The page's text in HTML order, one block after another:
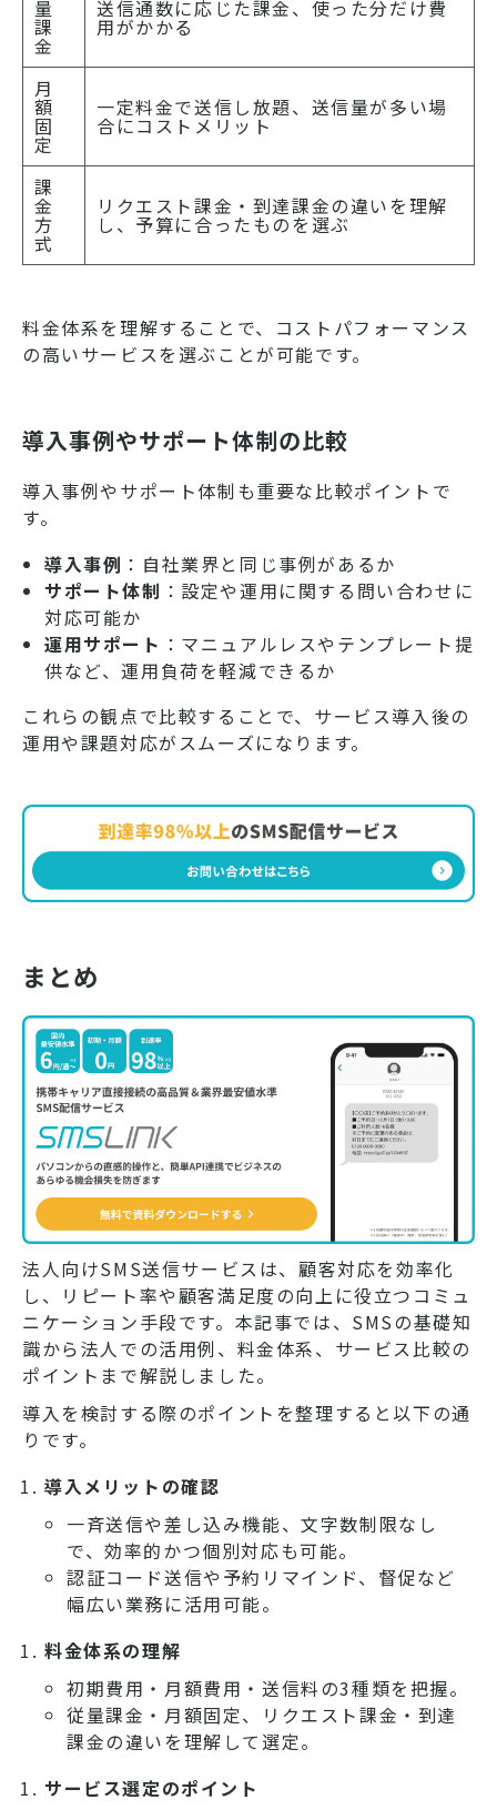
量
課
金
送信通数に応じた課金、使った分だけ費
用がかかる
月
額
固
定
一定料金で送信し放題、送信量が多い場
合にコストメリット
課
金
方
式
リクエスト課金・到達課金の違いを理解
し、予算に合ったものを選ぶ
料金体系を理解することで、コストパフォーマンス
の高いサービスを選ぶことが可能です。
導入事例やサポート体制の比較
導入事例やサポート体制も重要な比較ポイントで
す。
導入事例 ：自社業界と同じ事例があるか
サポート体制 ：設定や運用に関する問い合わせに
対応可能か
運用サポート ：マニュアルレスやテンプレート提
供など、運用負荷を軽減できるか
これらの観点で比較することで、サービス導入後の
運用や課題対応がスムーズになります。
まとめ
法人向けSMS送信サービスは、顧客対応を効率化
し、リピート率や顧客満足度の向上に役立つコミュ
ニケーション手段です。本記事では、SMSの基礎知
識から法人での活用例、料金体系、サービス比較の
ポイントまで解説しました。
導入を検討する際のポイントを整理すると以下の通
りです。
導入メリットの確認
一斉送信や差し込み機能、文字数制限なし
で、効率的かつ個別対応も可能。
認証コード送信や予約リマインド、督促など
幅広い業務に活用可能。
料金体系の理解
初期費用・月額費用・送信料の3種類を把握。
従量課金・月額固定、リクエスト課金・到達
課金の違いを理解して選定。
サービス選定のポイント